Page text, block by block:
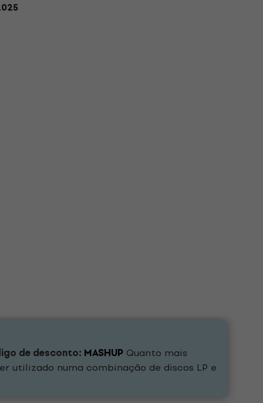
de desconto: MASHUP Quanto mais
utilizado numa combinação de discos LP e